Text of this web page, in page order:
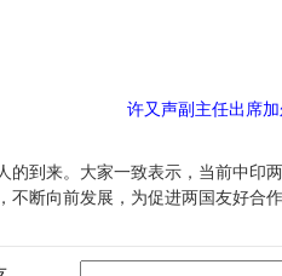
许又声副主任出席
到来。大家一致表示，当前中印
断向前发展，为促进两国友好合作